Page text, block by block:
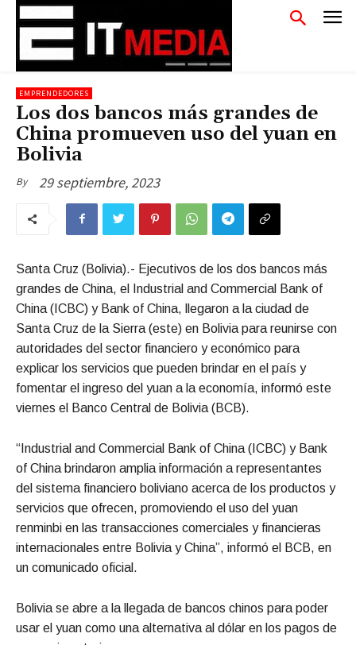
EMPRENDEDORES
Los dos bancos más grandes de
China promueven uso del yuan en
Bolivia
By 29 septiembre, 2023
Santa Cruz (Bolivia).- Ejecutivos de los dos bancos más
grandes de China, el Industrial and Commercial Bank of
China (ICBC) y Bank of China, llegaron a la ciudad de
Santa Cruz de la Sierra (este) en Bolivia para reunirse con
autoridades del sector financiero y económico para
explicar los servicios que pueden brindar en el país y
fomentar el ingreso del yuan a la economía, informó este
viernes el Banco Central de Bolivia (BCB).
“Industrial and Commercial Bank of China (ICBC) y Bank
of China brindaron amplia información a representantes
del sistema financiero boliviano acerca de los productos y
servicios que ofrecen, promoviendo el uso del yuan
renminbi en las transacciones comerciales y financieras
internacionales entre Bolivia y China”, informó el BCB, en
un comunicado oficial.
Bolivia se abre a la llegada de bancos chinos para poder
usar el yuan como una alternativa al dólar en los pagos de